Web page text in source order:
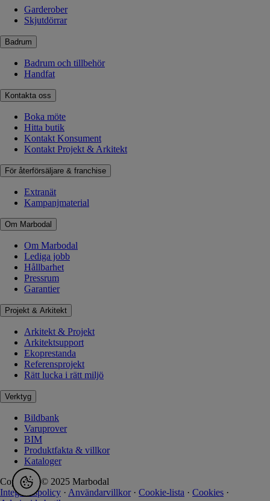
Garderober
Skjutdörrar
Badrum
Badrum och tillbehör
Handfat
Kontakta oss
Boka möte
Hitta butik
Kontakt Konsument
Kontakt Projekt & Arkitekt
För återförsäljare & franchise
Extranät
Kampanjmaterial
Om Marbodal
Om Marbodal
Lediga jobb
Hållbarhet
Pressrum
Garantier
Projekt & Arkitekt
Arkitekt & Projekt
Arkitektsupport
Ekoprestanda
Referensprojekt
Rätt lucka i rätt miljö
Verktyg
Bildbank
Varuprover
BIM
Produktfakta & villkor
Kataloger
Copyright © 2025 Marbodal
Integritetspolicy · Användarvillkor · Cookie-lista · Cookies ·